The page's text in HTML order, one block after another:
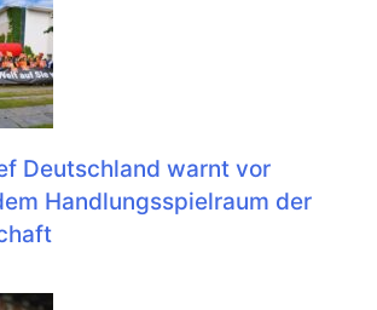
Deutschland warnt vor
Handlungsspielraum der